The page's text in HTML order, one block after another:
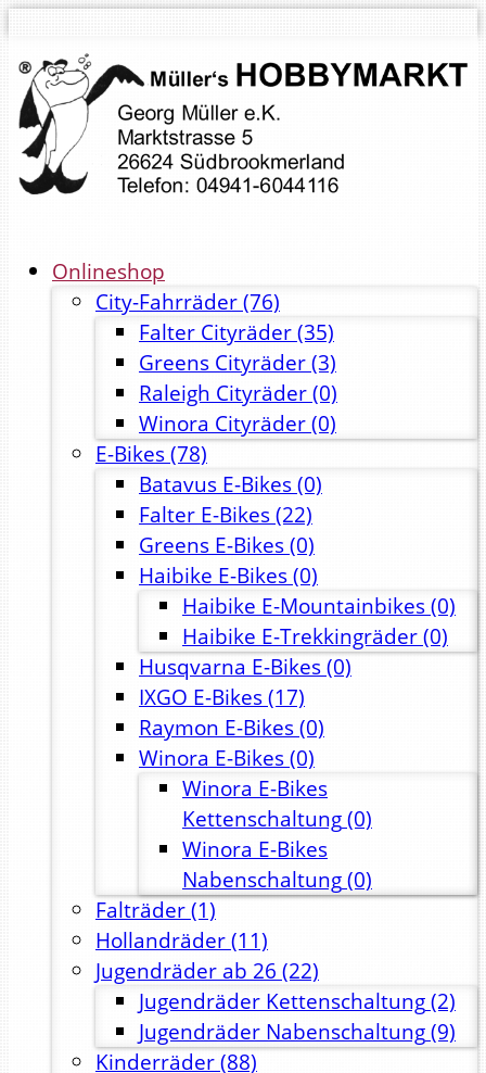
Onlineshop
City-Fahrräder(76)
Falter Cityräder(35)
Greens Cityräder(3)
Raleigh Cityräder(0)
Winora Cityräder(0)
E-Bikes(78)
Batavus E-Bikes(0)
Falter E-Bikes(22)
Greens E-Bikes(0)
Haibike E-Bikes(0)
Haibike E-Mountainbikes(0)
Haibike E-Trekkingräder(0)
Husqvarna E-Bikes(0)
IXGO E-Bikes(17)
Raymon E-Bikes(0)
Winora E-Bikes(0)
Winora E-Bikes
Kettenschaltung(0)
Winora E-Bikes
Nabenschaltung(0)
Falträder(1)
Hollandräder(11)
Jugendräder ab 26 (22)
Jugendräder Kettenschaltung(2)
Jugendräder Nabenschaltung(9)
Kinderräder(88)